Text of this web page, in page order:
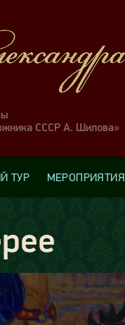
СССР А. Шилова»
ТУР МЕРОПРИЯТИЯ